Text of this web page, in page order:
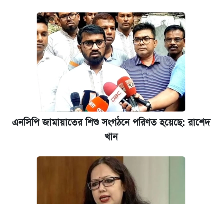
এনসিপি জামায়াতের শিশু সংগঠনে পরিণত হয়েছে: রাশেদ
খান